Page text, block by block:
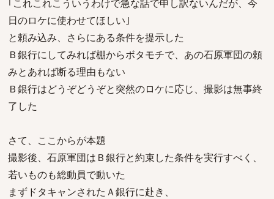
｢これこれこういうわけで急な話で申し訳ないんだが、今
日のロケに使わせてほしい｣
と頼み込み、さらにある条件を提示した
Ｂ銀行にしてみれば棚からボタモチで、あの石原軍団の頼
みとあれば断る理由もない
Ｂ銀行はどうぞどうぞと突然のロケに応じ、撮影は無事終
了した
さて、ここからが本題
撮影後、石原軍団はＢ銀行と約束した条件を実行すべく、
若いものも総動員で動いた
まずドタキャンされたＡ銀行に赴き、